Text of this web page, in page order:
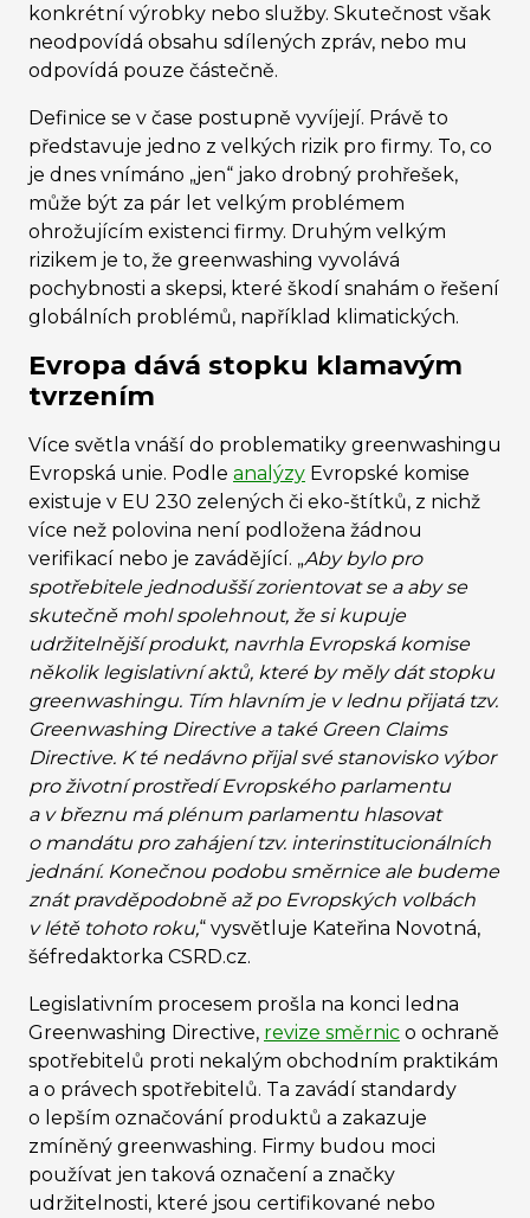
konkrétní výrobky nebo služby. Skutečnost však
neodpovídá obsahu sdílených zpráv, nebo mu
odpovídá pouze částečně.
Definice se v čase postupně vyvíjejí. Právě to
představuje jedno z velkých rizik pro firmy. To, co
je dnes vnímáno „jen“ jako drobný prohřešek,
může být za pár let velkým problémem
ohrožujícím existenci firmy. Druhým velkým
rizikem je to, že greenwashing vyvolává
pochybnosti a skepsi, které škodí snahám o řešení
globálních problémů, například klimatických.
Evropa dává stopku klamavým
tvrzením
Více světla vnáší do problematiky greenwashingu
Evropská unie. Podle analýzy Evropské komise
existuje v EU 230 zelených či eko-štítků, z nichž
více než polovina není podložena žádnou
verifikací nebo je zavádějící. „Aby bylo pro
spotřebitele jednodušší zorientovat se a aby se
skutečně mohl spolehnout, že si kupuje
udržitelnější produkt, navrhla Evropská komise
několik legislativní aktů, které by měly dát stopku
greenwashingu. Tím hlavním je v lednu přijatá tzv.
Greenwashing Directive a také Green Claims
Directive. K té nedávno přijal své stanovisko výbor
pro životní prostředí Evropského parlamentu
a v březnu má plénum parlamentu hlasovat
o mandátu pro zahájení tzv. interinstitucionálních
jednání. Konečnou podobu směrnice ale budeme
znát pravděpodobně až po Evropských volbách
v létě tohoto roku,“ vysvětluje Kateřina Novotná,
šéfredaktorka CSRD.cz.
Legislativním procesem prošla na konci ledna
Greenwashing Directive, revize směrnic o ochraně
spotřebitelů proti nekalým obchodním praktikám
a o právech spotřebitelů. Ta zavádí standardy
o lepším označování produktů a zakazuje
zmíněný greenwashing. Firmy budou moci
používat jen taková označení a značky
udržitelnosti, které jsou certifikované nebo